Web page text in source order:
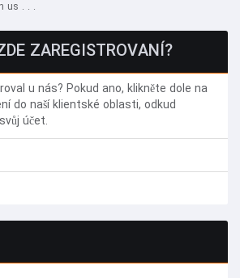
us . . .
ZAREGISTROVANÍ?
u nás? Pokud ano, klikněte dole na
do naší klientské oblasti, odkud
účet.